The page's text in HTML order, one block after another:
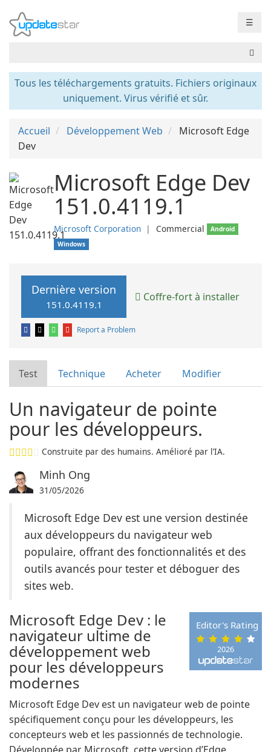
☰
Tous les téléchargements gratuits. Fichiers originaux
uniquement. Virus vérifié et sûr.
Accueil Développement Web
Microsoft Edge
Dev
Microsoft Edge Dev
151.0.4119.1
Microsoft Corporation ❘ Commercial
Android
Windows
Dernière version
151.0.4119.1
Coffre-fort à installer
Report a Problem
Test Technique Acheter Modifier
Un navigateur de pointe
pour les développeurs.
Construite par des humains. Amélioré par l’IA.
Minh Ong
31/05/2026
Microsoft Edge Dev est une version destinée
aux développeurs du navigateur web
populaire, offrant des fonctionnalités et des
outils avancés pour tester et déboguer des
sites web.
2026
Editor's Rating
Microsoft Edge Dev : le
navigateur ultime de
développement web
pour les développeurs
modernes
Microsoft Edge Dev est un navigateur web de pointe
spécifiquement conçu pour les développeurs, les
concepteurs web et les passionnés de technologie.